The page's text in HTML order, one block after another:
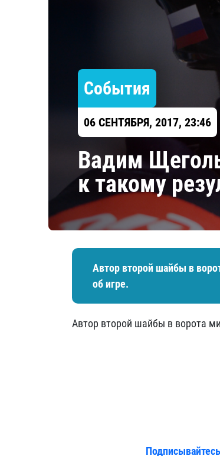
Локомотив
Северсталь
Шанхайские
События
06 СЕНТЯБРЯ, 2017, 23:46
Вадим
к такому
Автор второй шайбы в
об игре.
Автор второй шайбы в ворота